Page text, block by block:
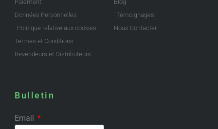
Paiement
Données Personnelles
Politique relative aux cookies
Termes et Conditions
Revendeurs et Distributeurs
Blog
Témoignages
Nous Contacter
Bulletin
Email